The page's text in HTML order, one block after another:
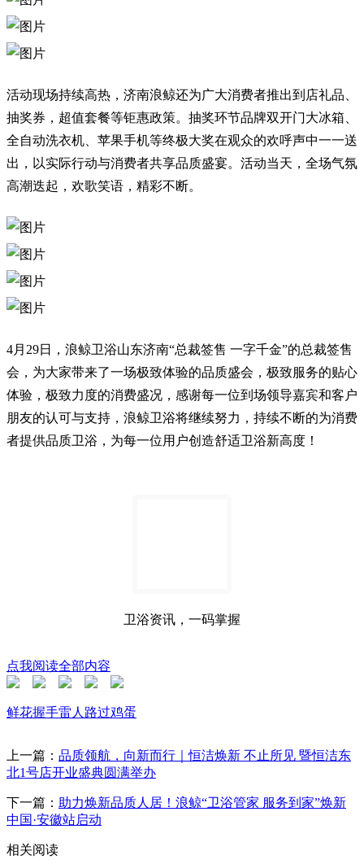
活动现场持续高热，济南浪鲸还为广大消费者推出到店礼品、
抽奖券，超值套餐等钜惠政策。抽奖环节品牌双开门大冰箱、
全自动洗衣机、苹果手机等终极大奖在观众的欢呼声中一一送
出，以实际行动与消费者共享品质盛宴。活动当天，全场气氛
高潮迭起，欢歌笑语，精彩不断。
4月29日，浪鲸卫浴山东济南“总裁签售 一字千金”的总裁签售
会，为大家带来了一场极致体验的品质盛会，极致服务的贴心
体验，极致力度的消费盛况，感谢每一位到场领导嘉宾和客户
朋友的认可与支持，浪鲸卫浴将继续努力，持续不断的为消费
者提供品质卫浴，为每一位用户创造舒适卫浴新高度！
卫浴资讯，一码掌握
点我阅读全部内容
鲜花握手雷人 路过鸡蛋
上一篇： 品质领航，向新而行｜恒洁焕新 不止所见 暨恒洁东
北1号店开业盛典圆满举办
下一篇： 助力焕新品质人居！浪鲸“卫浴管家 服务到家”焕新
中国·安徽站启动
相关阅读